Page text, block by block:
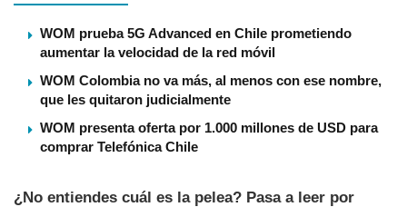
WOM prueba 5G Advanced en Chile prometiendo
aumentar la velocidad de la red móvil
WOM Colombia no va más, al menos con ese nombre,
que les quitaron judicialmente
WOM presenta oferta por 1.000 millones de USD para
comprar Telefónica Chile
¿No entiendes cuál es la pelea? Pasa a leer por